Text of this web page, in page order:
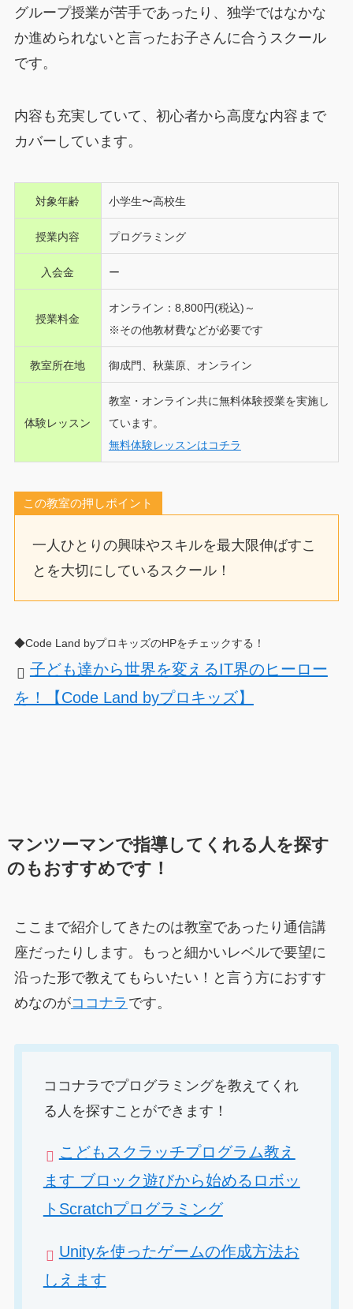
グループ授業が苦手であったり、独学ではなかな
か進められないと言ったお子さんに合うスクール
です。
内容も充実していて、初心者から高度な内容まで
カバーしています。
対象年齢 小学生〜高校生
授業内容 プログラミング
入会金 ー
授業料金
オンライン：8,800円(税込)～
※その他教材費などが必要です
教室所在地 御成門、秋葉原、 オンライン
体験レッスン
教室・オンライン共に無料体験授業を実施し
ています。
無料体験レッスンはコチラ
この教室の押しポイント
一人ひとりの興味やスキルを最大限伸ばすこ
とを大切にしているスクール！
◆Code Land byプロキッズのHPをチェックする！
子ども達から世界を変えるIT界のヒーロー
を！【Code Land byプロキッズ】
マンツーマンで指導してくれる人を探す
のもおすすめです！
ここまで紹介してきたのは教室であったり通信講
座だったりします。もっと細かいレベルで要望に
沿った形で教えてもらいたい！と言う方におすす
めなのがココナラ です。
ココナラでプログラミングを教えてくれ
る人を探すことができます！
こどもスクラッチプログラム教え
ます ブロック遊びから始めるロボッ
トScratchプログラミング
Unityを使ったゲームの作成方法お
しえます